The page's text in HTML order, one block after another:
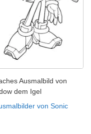
Ausmalbild von
dem Igel
von Sonic